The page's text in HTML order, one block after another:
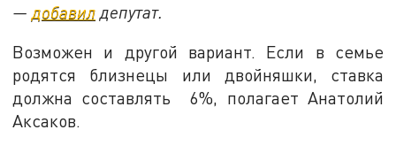
—добавил депутат.
Возможен и другой вариант. Если в семье
родятся близнецы или двойняшки, ставка
должна составлять 6%, полагает Анатолий
Аксаков.